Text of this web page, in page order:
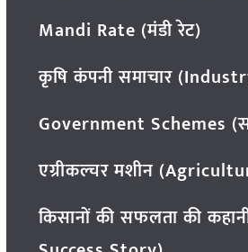
Mandi Rate (मंडी रेट)
कृषि कंपनी समाचार
Government Schemes
एग्रीकल्चर मशीन
किसानों की सफलता की